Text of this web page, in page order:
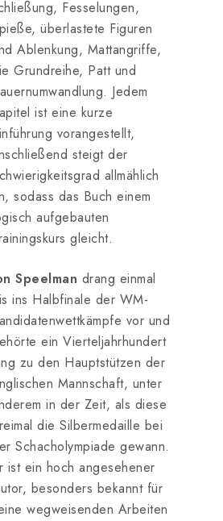
Fesselungen,
überlastete Figuren
Ablenkung, Mattangriffe,
Grundreihe, Patt und
Jedem
ist eine kurze
vorangestellt,
steigt der
allmählich
sodass das Buch einem
aufgebauten
gleicht.
Speelman drang einmal
ins Halbfinale der WM-
vor und
ein Vierteljahrhundert
zu den Hauptstützen der
Mannschaft, unter
in der Zeit, als diese
die Silbermedaille bei
Schacholympiade gewann.
ist ein hoch angesehener
besonders bekannt für
wegweisenden Arbeiten